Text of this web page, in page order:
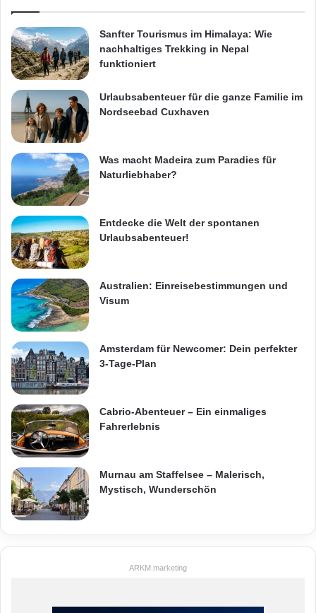
Sanfter Tourismus im Himalaya: Wie
nachhaltiges Trekking in Nepal
funktioniert
Urlaubsabenteuer für die ganze Familie im
Nordseebad Cuxhaven
Was macht Madeira zum Paradies für
Naturliebhaber?
Entdecke die Welt der spontanen
Urlaubsabenteuer!
Australien: Einreisebestimmungen und
Visum
Amsterdam für Newcomer: Dein perfekter
3-Tage-Plan
Cabrio-Abenteuer – Ein einmaliges
Fahrerlebnis
Murnau am Staffelsee – Malerisch,
Mystisch, Wunderschön
ARKM.marketing